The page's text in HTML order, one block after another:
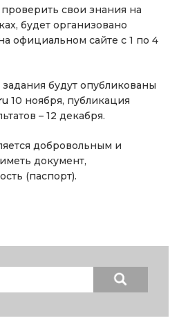
свои знания на
будет организовано
официальном сайте с 1 по 4
будут опубликованы
10 ноября, публикация
– 12 декабря.
добровольным и
документ,
(паспорт).